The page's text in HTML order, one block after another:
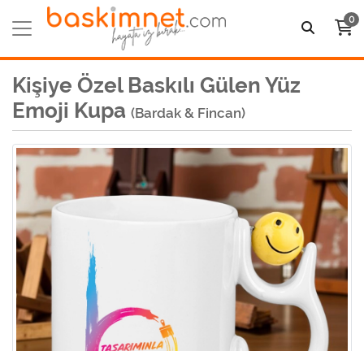
0
Kişiye Özel Baskılı Gülen Yüz
Emoji Kupa (Bardak & Fincan)